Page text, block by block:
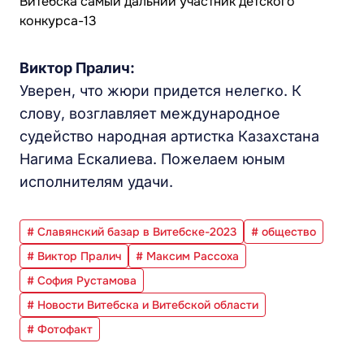
Виктор Пралич:
Уверен, что жюри придется нелегко. К
слову, возглавляет международное
судейство народная артистка Казахстана
Нагима Ескалиева. Пожелаем юным
исполнителям удачи.
# Славянский базар в Витебске-2023
# общество
# Виктор Пралич
# Максим Рассоха
# София Рустамова
# Новости Витебска и Витебской области
# Фотофакт